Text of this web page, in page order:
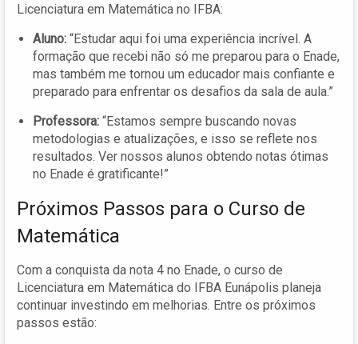
Licenciatura em Matemática no IFBA:
Aluno: “Estudar aqui foi uma experiência incrível. A
formação que recebi não só me preparou para o Enade,
mas também me tornou um educador mais confiante e
preparado para enfrentar os desafios da sala de aula.”
Professora: “Estamos sempre buscando novas
metodologias e atualizações, e isso se reflete nos
resultados. Ver nossos alunos obtendo notas ótimas
no Enade é gratificante!”
Próximos Passos para o Curso de
Matemática
Com a conquista da nota 4 no Enade, o curso de
Licenciatura em Matemática do IFBA Eunápolis planeja
continuar investindo em melhorias. Entre os próximos
passos estão: